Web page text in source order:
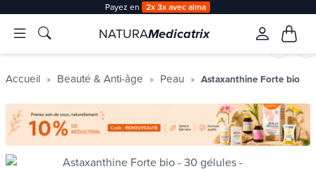
Payez en 2x 3x avec alma
NATURAMedicatrix
Accueil Beauté & Anti-âge Peau Astaxanthine Forte bio
prev